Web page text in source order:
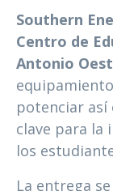
Southern
Centro de
Antonio
potenciar así
clave para la
los
La entrega